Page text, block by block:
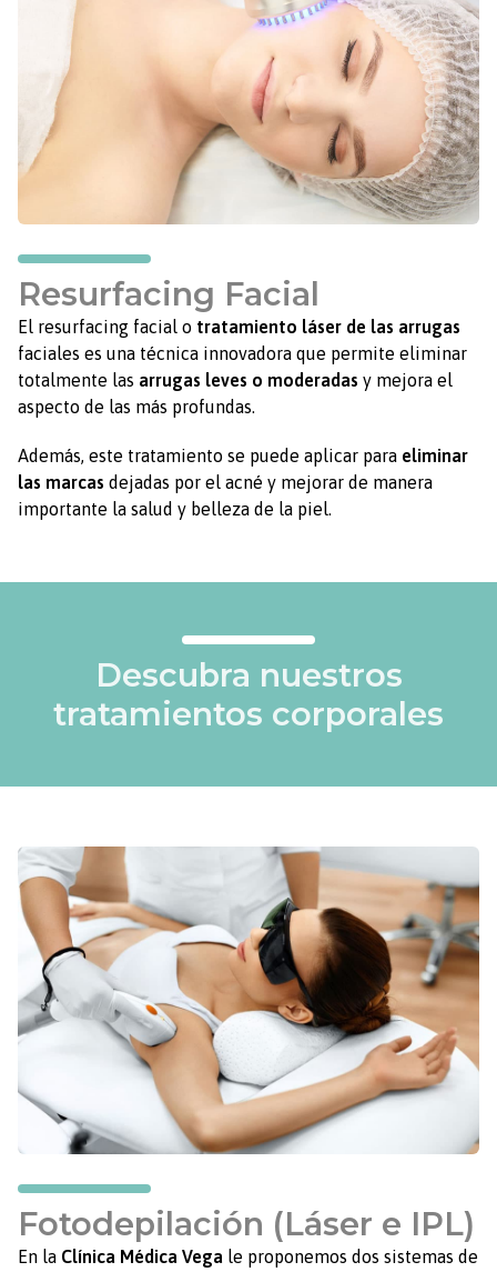
Resurfacing Facial
El resurfacing facial o tratamiento láser de las arrugas
faciales es una técnica innovadora que permite eliminar
totalmente las arrugas leves o moderadas y mejora el
aspecto de las más profundas.
Además, este tratamiento se puede aplicar para eliminar
las marcas dejadas por el acné y mejorar de manera
importante la salud y belleza de la piel.
Descubra nuestros
tratamientos corporales
Fotodepilación (Láser e IPL)
En la Clínica Médica Vega le proponemos dos sistemas de